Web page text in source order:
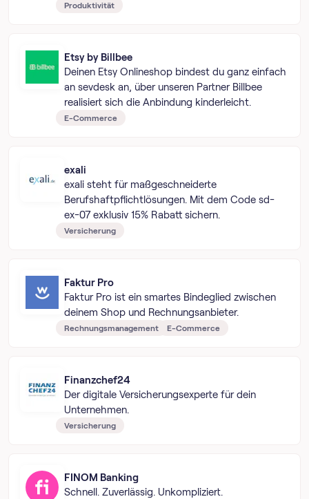
Produktivität
Etsy by Billbee
Deinen Etsy Onlineshop bindest du ganz einfach
an sevdesk an, über unseren Partner Billbee
realisiert sich die Anbindung kinderleicht.
E-Commerce
exali
exali steht für maßgeschneiderte
Berufshaftpflichtlösungen. Mit dem Code sd-
ex-07 exklusiv 15% Rabatt sichern.
Versicherung
Faktur Pro
Faktur Pro ist ein smartes Bindeglied zwischen
deinem Shop und Rechnungsanbieter.
Rechnungsmanagement E-Commerce
Finanzchef24
Der digitale Versicherungsexperte für dein
Unternehmen.
Versicherung
FINOM Banking
Schnell. Zuverlässig. Unkompliziert.